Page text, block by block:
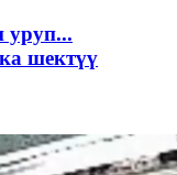
уруп...
шектүү